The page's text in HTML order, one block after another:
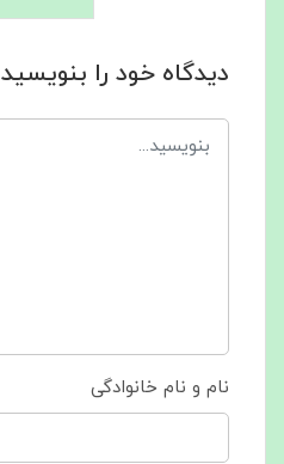
دیدگاه خود را بنویسید
نام و نام خانوادگی